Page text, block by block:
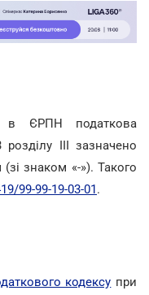
в ЄРПН податкова
III зазначено
знаком «-»). Такого
99-99-19-03-01.
кодексу при